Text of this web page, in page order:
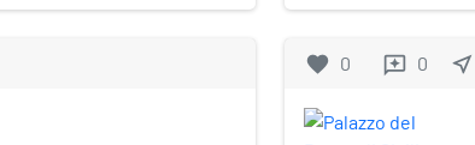
favorite 0 reviews 0 near_me